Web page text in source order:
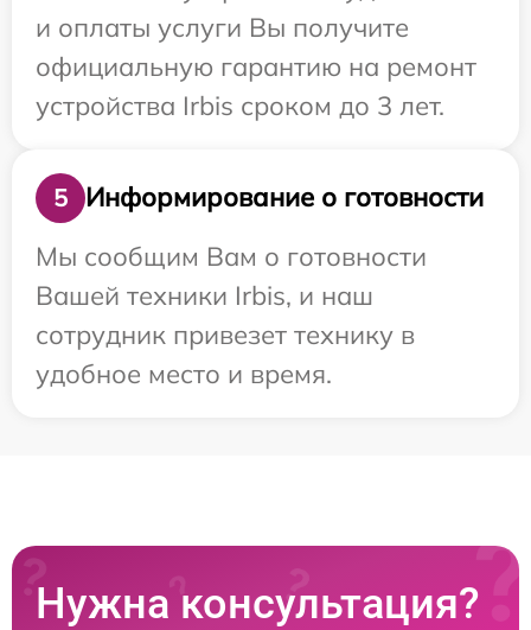
и оплаты услуги Вы получите
официальную гарантию на ремонт
устройства Irbis сроком до 3 лет.
5
Информирование о готовности
Мы сообщим Вам о готовности
Вашей техники Irbis, и наш
сотрудник привезет технику в
удобное место и время.
Нужна консультация?